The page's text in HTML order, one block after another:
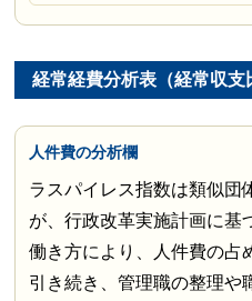
経常経費分析表（経常収支
人件費の分析欄
ラスパイレス指数は類似団
が、行政改革実施計画に基
働き方により、人件費の占
引き続き、管理職の整理や